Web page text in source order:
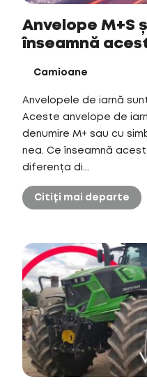
Anvelope M+S
înseamnă
Camioane
Anvelopele de iarnă
Aceste anvelope de
denumire M+ sau cu
nea. Ce înseamnă
diferența di...
Citiți mai departe